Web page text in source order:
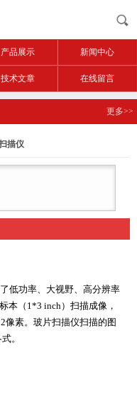
产品展示 新闻中心
技术文章 在线留言
更多>>
描仪
低功率 大视野
高分辨率
本 （1*3 inch）扫描成像，
像素。玻片扫描仪扫描的图
。